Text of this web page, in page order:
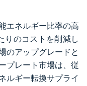
エネルギー比率の高
りのコストを削減し
のアップグレードと
プレート市場は、従
ルギー転換サプライ